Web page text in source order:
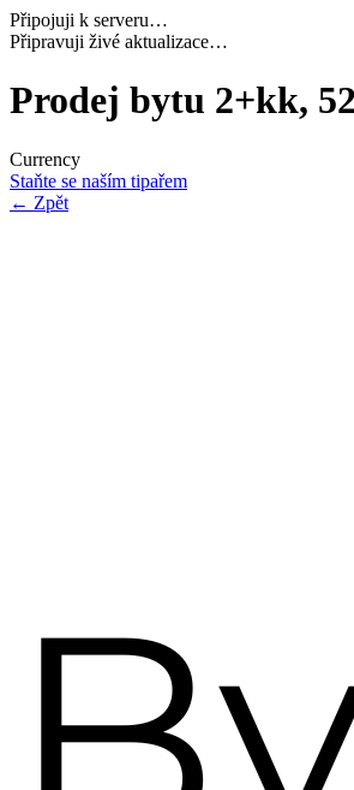
Připojuji k serveru…
Načítám potřebná data…
Prodej bytu 2+kk,
Currency
Staňte se naším tipařem
← Zpět